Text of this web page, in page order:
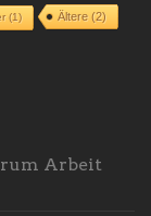
(1) Ältere(2)
Arbeit